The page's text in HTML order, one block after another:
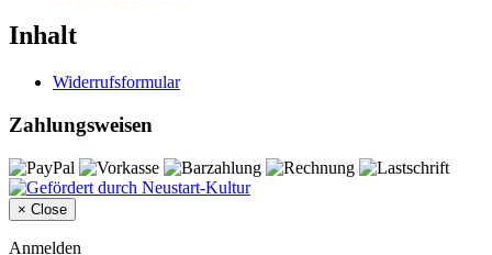
Inhalt
Widerrufsformular
Zahlungsweisen
× Close
Anmelden